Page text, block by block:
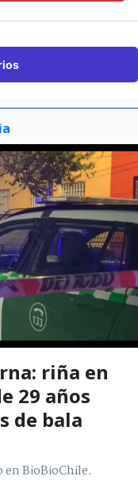
riña en
29 años
de bala
BioBioChile.